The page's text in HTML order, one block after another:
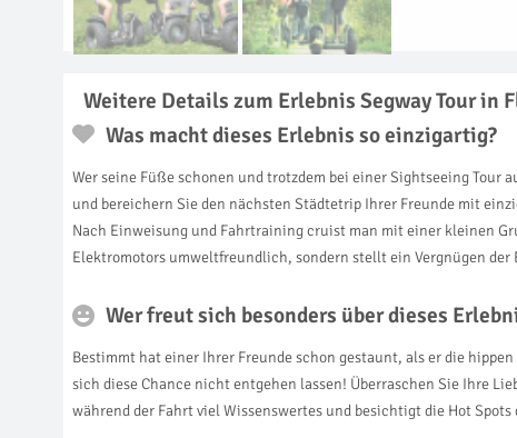
Weitere Details zum Erlebnis Segway Tour in
Was macht dieses Erlebnis so einzigartig?
Wer seine Füße schonen und trotzdem bei einer Sightseeing
und bereichern Sie den nächsten Städtetrip Ihrer Freunde mit
Nach Einweisung und Fahrtraining cruist man mit einer kleinen
Elektromotors umweltfreundlich, sondern stellt ein Vergnügen der
Wer freut sich besonders über dieses
Bestimmt hat einer Ihrer Freunde schon gestaunt, als er die
sich diese Chance nicht entgehen lassen! Überraschen Sie Ihre
während der Fahrt viel Wissenswertes und besichtigt die Hot